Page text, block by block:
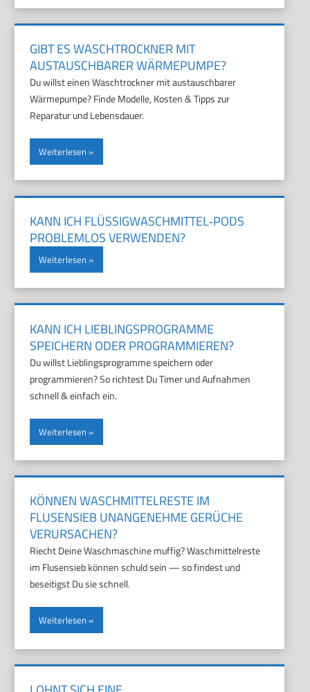
GIBT ES WASCHTROCKNER MIT
AUSTAUSCHBARER WÄRMEPUMPE?
Du willst einen Waschtrockner mit austauschbarer
Wärmepumpe? Finde Modelle, Kosten & Tipps zur
Reparatur und Lebensdauer.
Weiterlesen
KANN ICH FLÜSSIGWASCHMITTEL‑PODS
PROBLEMLOS VERWENDEN?
Weiterlesen
KANN ICH LIEBLINGSPROGRAMME
SPEICHERN ODER PROGRAMMIEREN?
Du willst Lieblingsprogramme speichern oder
programmieren? So richtest Du Timer und Aufnahmen
schnell & einfach ein.
Weiterlesen
KÖNNEN WASCHMITTELRESTE IM
FLUSENSIEB UNANGENEHME GERÜCHE
VERURSACHEN?
Riecht Deine Waschmaschine muffig? Waschmittelreste
im Flusensieb können schuld sein — so findest und
beseitigst Du sie schnell.
Weiterlesen